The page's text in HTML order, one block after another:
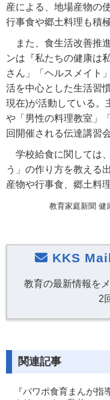
産による、地場産物の
行事食や郷土料理も積
また、食生活改善推
ンは『私たちの健康は
さん」「ヘルスメイト
活を中心とした生活習
現在)が活動している。
や「男性の料理教室」
回開催される伝達講習
学校給食に関しては
う」の作り方を教える
産物や行事食、郷土料
教育家庭新聞 健
KKS
教育の最新情報を
2
関連記事
『パワポ食育まんが